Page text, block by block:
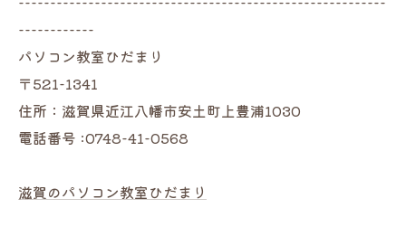
------------
パソコン教室ひだまり
〒521-1341
住所：滋賀県近江八幡市安土町上豊浦1030
電話番号 :0748-41-0568
滋賀のパソコン教室ひだまり